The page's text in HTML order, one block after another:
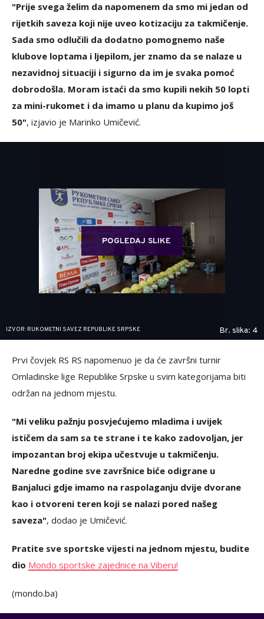
"Prije svega želim da napomenem da smo mi jedan od
rijetkih saveza koji nije uveo kotizaciju za takmičenje.
Sada smo odlučili da dodatno pomognemo naše
klubove loptama i ljepilom, jer znamo da se nalaze u
nezavidnoj situaciji i sigurno da im je svaka pomoć
dobrodošla. Moram istaći da smo kupili nekih 50 lopti
za mini-rukomet i da imamo u planu da kupimo još
50", izjavio je Marinko Umičević.
POGLEDAJ SLIKE
IZVOR: RUKOMETNI SAVEZ REPUBLIKE SRPSKE Br. slika: 4
Prvi čovjek RS RS napomenuo je da će završni turnir
Omladinske lige Republike Srpske u svim kategorijama biti
održan na jednom mjestu.
"Mi veliku pažnju posvjećujemo mladima i uvijek
ističem da sam sa te strane i te kako zadovoljan, jer
impozantan broj ekipa učestvuje u takmičenju.
Naredne godine sve završnice biće odigrane u
Banjaluci gdje imamo na raspolaganju dvije dvorane
kao i otvoreni teren koji se nalazi pored našeg
saveza", dodao je Umičević.
Pratite sve sportske vijesti na jednom mjestu, budite
dio Mondo sportske zajednice na Viberu!
(mondo.ba)